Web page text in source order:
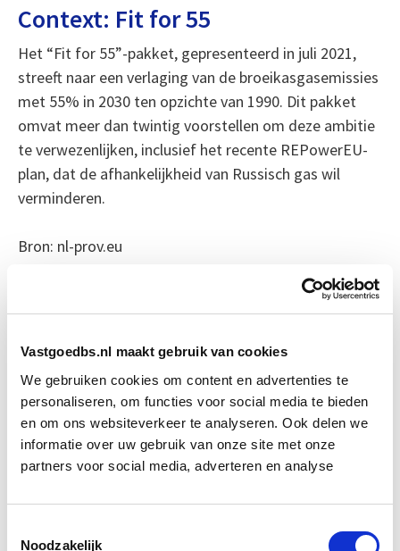
Vastgoedbs.nl maakt gebruik van cookies
We gebruiken cookies om content en advertenties te
personaliseren, om functies voor social media te bieden
en om ons websiteverkeer te analyseren. Ook delen we
informatie over uw gebruik van onze site met onze
partners voor social media, adverteren en analyse
Noodzakelijk
Context: Fit for 55
Het “Fit for 55”-pakket, gepresenteerd in juli 2021,
streeft naar een verlaging van de broeikasgasemissies
met 55% in 2030 ten opzichte van 1990. Dit pakket
omvat meer dan twintig voorstellen om deze ambitie
te verwezenlijken, inclusief het recente REPowerEU-
plan, dat de afhankelijkheid van Russisch gas wil
verminderen.
Bron: nl-prov.eu
Boeiend verhaal? Duik dan eens
Circulair Bouwen Start do 24 sep
Verduurzaming Vastgoed en
DMJOP
Start di 8
sep